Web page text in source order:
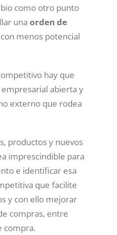
como otro punto
una orden de
menos potencial
hay que
abierta y
externo que rodea
productos y nuevos
imprescindible para
e identificar esa
que facilite
y con ello mejorar
compras, entre
compra.